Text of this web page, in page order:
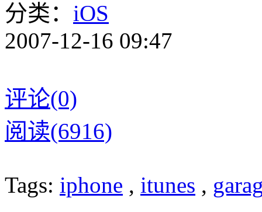
分类： iOS
2007-12-16 09:47
评论(0)
阅读(6916)
Tags: iphone , itunes ,